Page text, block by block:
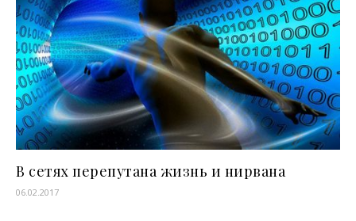
В сетях перепутана жизнь и нирвана
06.02.2017